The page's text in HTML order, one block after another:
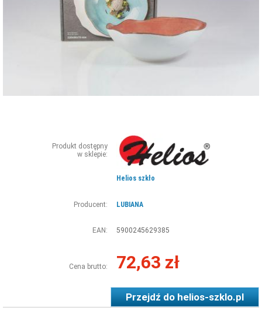
Produkt dostępny
w sklepie:
Helios szkło
Producent: LUBIANA
EAN: 5900245629385
Cena brutto: 72,63 zł
Przejdź dohelios-szklo.pl